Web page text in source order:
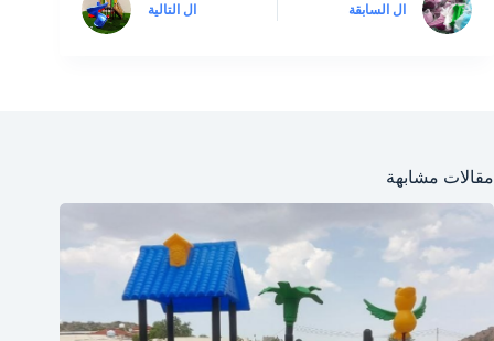
ال السابقة ال التالية
مقالات مشابهة